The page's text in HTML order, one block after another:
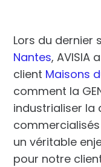
Lors du dernier
Nantes, AVISIA
client Maisons
comment la
industrialiser la
commercialisés
un véritable
pour notre